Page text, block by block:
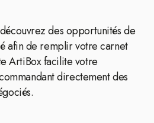
des opportunités de
afin de remplir votre carnet
ArtiBox facilite votre
directement des